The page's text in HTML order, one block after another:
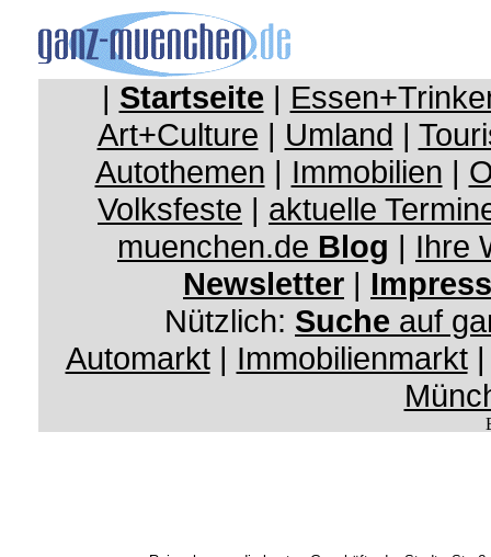
| Startseite |
Art+Culture | Umland |
Autothemen | Immobilien |
Volksfeste | aktuelle
muenchen.de Blog | Ihre
Newsletter |
Nützlich: Suche auf
Automarkt | Immobilienmarkt